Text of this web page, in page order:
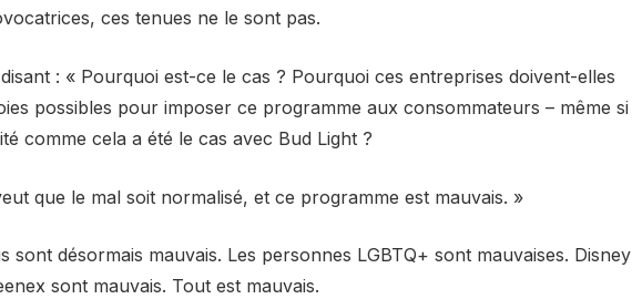
ces tenues ne le sont pas.
: « Pourquoi est-ce le cas ? Pourquoi ces entreprises doivent-elles
possibles pour imposer ce programme aux consommateurs – même si
comme cela a été le cas avec Bud Light ?
que le mal soit normalisé, et ce programme est mauvais. »
sont désormais mauvais. Les personnes LGBTQ+ sont mauvaises. Disney
sont mauvais. Tout est mauvais.